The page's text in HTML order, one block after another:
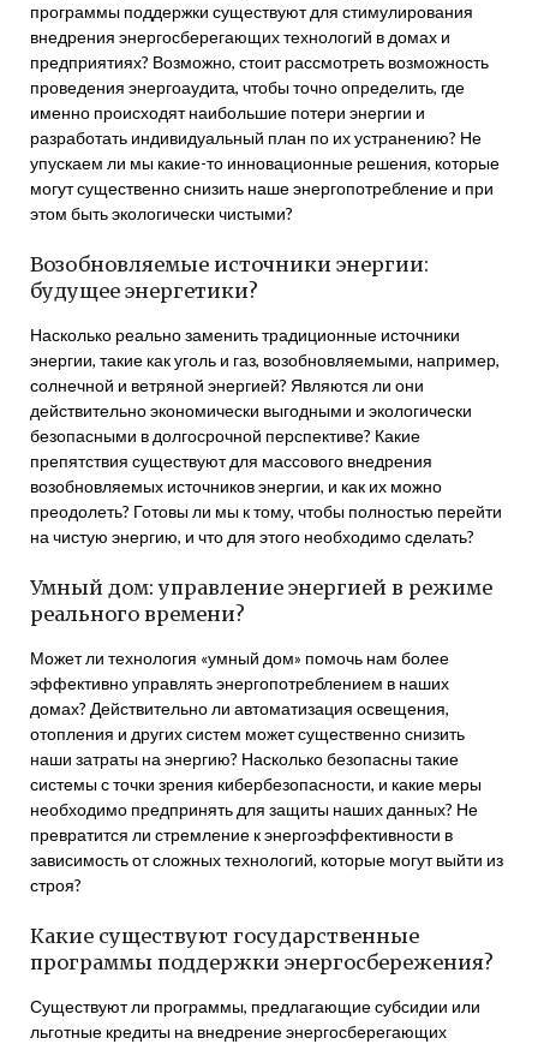
программы поддержки существуют для стимулирования
внедрения энергосберегающих технологий в домах и
предприятиях? Возможно, стоит рассмотреть возможность
проведения энергоаудита, чтобы точно определить, где
именно происходят наибольшие потери энергии и
разработать индивидуальный план по их устранению? Не
упускаем ли мы какие-то инновационные решения, которые
могут существенно снизить наше энергопотребление и при
этом быть экологически чистыми?
Возобновляемые источники энергии:
будущее энергетики?
Насколько реально заменить традиционные источники
энергии, такие как уголь и газ, возобновляемыми, например,
солнечной и ветряной энергией? Являются ли они
действительно экономически выгодными и экологически
безопасными в долгосрочной перспективе? Какие
препятствия существуют для массового внедрения
возобновляемых источников энергии, и как их можно
преодолеть? Готовы ли мы к тому, чтобы полностью перейти
на чистую энергию, и что для этого необходимо сделать?
Умный дом: управление энергией в режиме
реального времени?
Может ли технология «умный дом» помочь нам более
эффективно управлять энергопотреблением в наших
домах? Действительно ли автоматизация освещения,
отопления и других систем может существенно снизить
наши затраты на энергию? Насколько безопасны такие
системы с точки зрения кибербезопасности, и какие меры
необходимо предпринять для защиты наших данных? Не
превратится ли стремление к энергоэффективности в
зависимость от сложных технологий, которые могут выйти из
строя?
Какие существуют государственные
программы поддержки энергосбережения?
Существуют ли программы, предлагающие субсидии или
льготные кредиты на внедрение энергосберегающих